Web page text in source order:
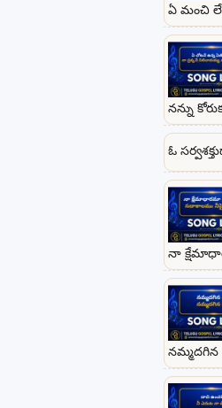
ఏ మంచి
నన్ను
ఓ
నా
నమ్మదగిన